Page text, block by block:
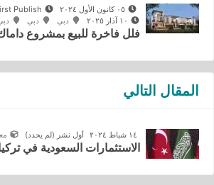
دبي دبي
فلل فاخرة للبيع بمشروع
المقال التالي
١٤ شباط ٢٠٢٤ أول نشر (لم يحدد)
الاستثمارات السعودية في تركيا